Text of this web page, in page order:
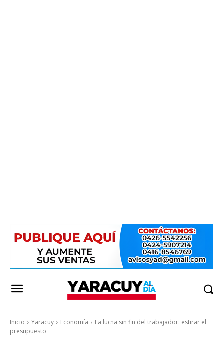
Inicio Yaracuy Economía
La lucha sin fin del trabajador: estirar el
presupuesto